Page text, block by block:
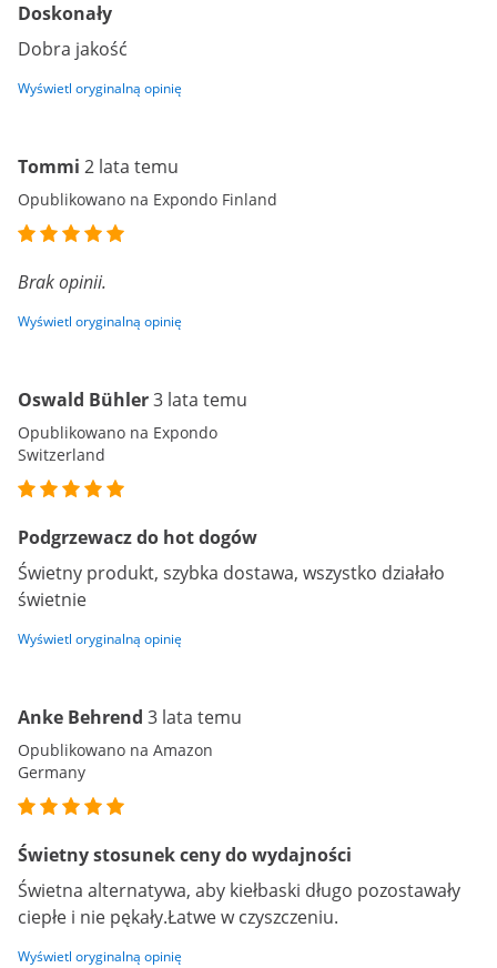
Doskonały
Dobra jakość
Wyświetl oryginalną opinię
Tommi 2 lata temu
Opublikowano na Expondo Finland
Brak opinii.
Wyświetl oryginalną opinię
Oswald Bühler3 lata temu
Opublikowano na Expondo
Switzerland
Podgrzewacz do hot dogów
Świetny produkt, szybka dostawa, wszystko działało
świetnie
Wyświetl oryginalną opinię
Anke Behrend 3 lata temu
Opublikowano na Amazon
Germany
Świetny stosunek ceny do wydajności
Świetna alternatywa, aby kiełbaski długo pozostawały
ciepłe i nie pękały.Łatwe w czyszczeniu.
Wyświetl oryginalną opinię